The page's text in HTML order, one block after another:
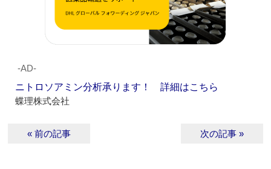
‐AD‐
ニトロソアミン分析承ります！ 詳細はこちら
蝶理株式会社
« 前の記事 次の記事 »